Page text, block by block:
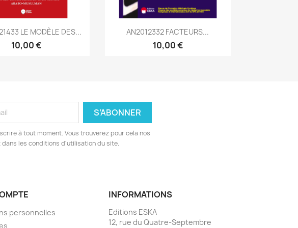
Aperçu rapide
LE MODÈLE DES...
10,00 €
Aperçu rapide
AN2012332 FACTEURS...
10,00 €
à tout moment. Vous trouverez pour cela nos
les conditions d'utilisation du site.
personnelles
INFORMATIONS
Editions ESKA
12, rue du Quatre-Septembre